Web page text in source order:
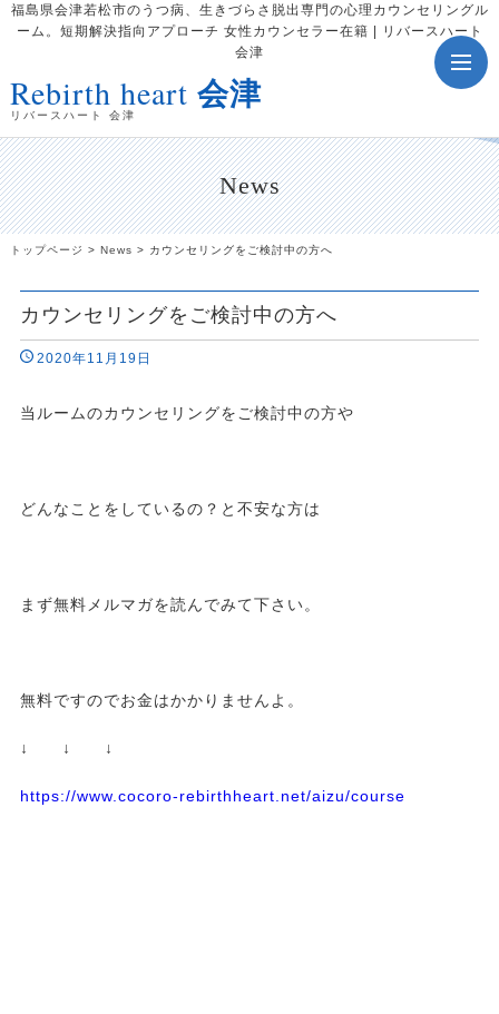
福島県会津若松市のうつ病、生きづらさ脱出専門の心理カウンセリングル
ーム。短期解決指向アプローチ 女性カウンセラー在籍 | リバースハート
会津
Rebirth heart 会津
リバースハート 会津
News
トップページ > News > カウンセリングをご検討中の方へ
カウンセリングをご検討中の方へ
2020年11月19日
当ルームのカウンセリングをご検討中の方や
どんなことをしているの？と不安な方は
まず無料メルマガを読んでみて下さい。
無料ですのでお金はかかりませんよ。
↓ ↓ ↓
https://www.cocoro-rebirthheart.net/aizu/course
toggle